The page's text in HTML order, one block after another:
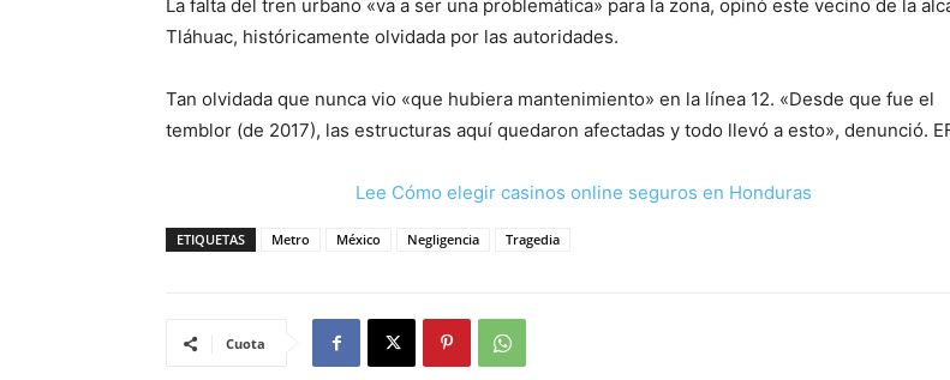
La falta del tren urbano «va a ser una problemática» para la zona, opinó este vecino de la
Tláhuac, históricamente olvidada por las autoridades.
Tan olvidada que nunca vio «que hubiera mantenimiento» en la línea 12. «Desde que fue el
temblor (de 2017), las estructuras aquí quedaron afectadas y todo llevó a esto», denunció.
Lee Cómo elegir casinos online seguros en Honduras
ETIQUETAS Metro México Negligencia Tragedia
Cuota